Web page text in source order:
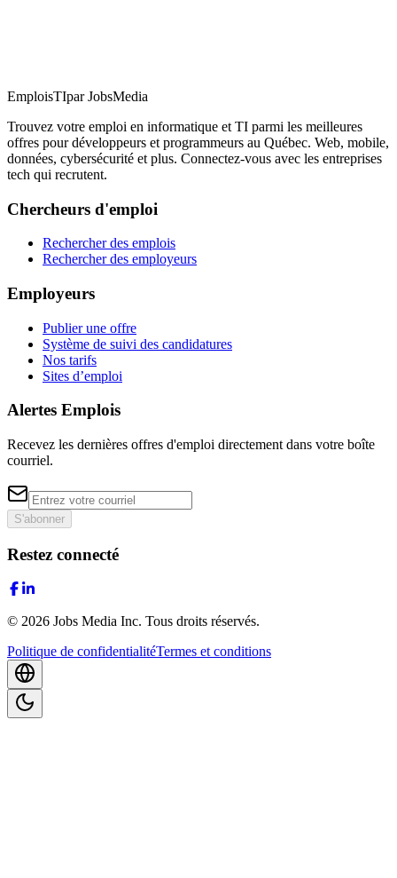
EmploisTIpar JobsMedia
Trouvez votre emploi en informatique et TI parmi les meilleures
offres pour développeurs et programmeurs au Québec. Web, mobile,
données, cybersécurité et plus. Connectez-vous avec les entreprises
tech qui recrutent.
Chercheurs d'emploi
Rechercher des emplois
Rechercher des employeurs
Employeurs
Publier une offre
Système de suivi des candidatures
Nos tarifs
Sites d’emploi
Alertes Emplois
Recevez les dernières offres d'emploi directement dans votre boîte
courriel.
S'abonner
Restez connecté
© 2026 Jobs Media Inc. Tous droits réservés.
Politique de confidentialitéTermes et conditions